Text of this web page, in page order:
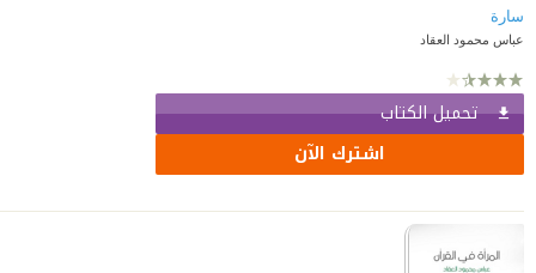
سارة
عباس محمود العقاد
تحميل الكتاب
اشترك الآن